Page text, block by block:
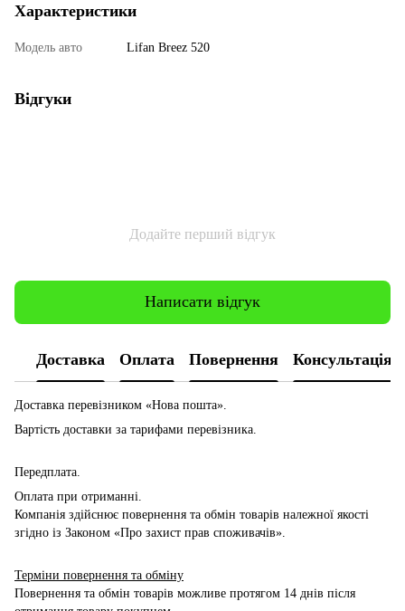
Характеристики
Модель авто Lifan Breez 520
Відгуки
Додайте перший відгук
Написати відгук
Доставка Оплата Повернення Консультація
Доставка перевізником «Нова пошта».
Вартість доставки за тарифами перевізника.
Передплата.
Оплата при отриманні.
Компанія здійснює повернення та обмін товарів належної якості
згідно із Законом «Про захист прав споживачів».
Терміни повернення та обміну
Повернення та обмін товарів можливе протягом 14 днів після